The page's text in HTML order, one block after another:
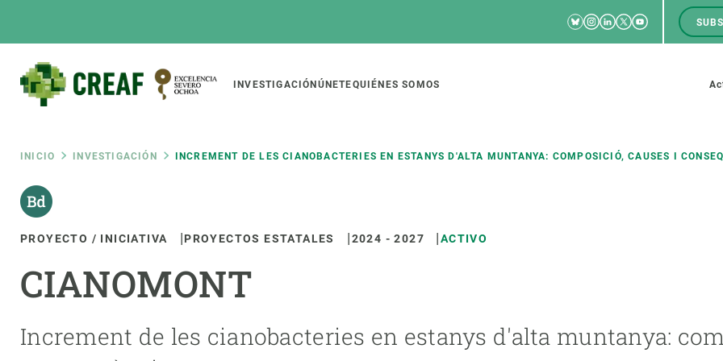
RRSS
Bluesky
Instagram
Linkedin
TwitterYoutube
Main
navigation
INVESTIGACIÓN ÚNETEQUIÉNES SOMOS
Ruta
de
navegación
INICIO INVESTIGACIÓN INCREMENT DE LES CIANOBACTERIES EN ESTANYS D'ALTA MUNTANYA: COMPOSICIÓ, CAUSES I
PROYECTO / INICIATIVA PROYECTOS ESTATALES 2024 -2027 ACTIVO
CIANOMONT
Increment de les cianobacteries en estanys d'alta muntanya:
Featured
responsive
Responsive
menu
SOBRE NOSOTROS
Organización institucional
Nuestra gente
INVESTIGACIÓN
Funcionamento de ecosistemas Política y gestión Pide tu